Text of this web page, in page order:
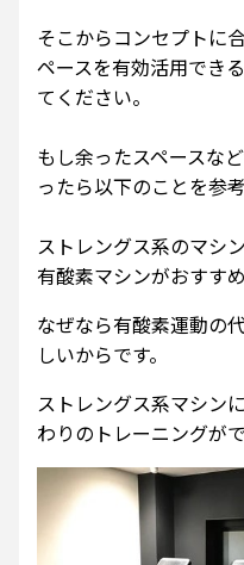
そこからコンセプトに
ペースを有効活用でき
てください。
もし余ったスペースな
ったら以下のことを参
ストレングス系のマシ
有酸素マシンがおすすめ
なぜなら有酸素運動の
しいからです。
ストレングス系マシン
わりのトレーニングが